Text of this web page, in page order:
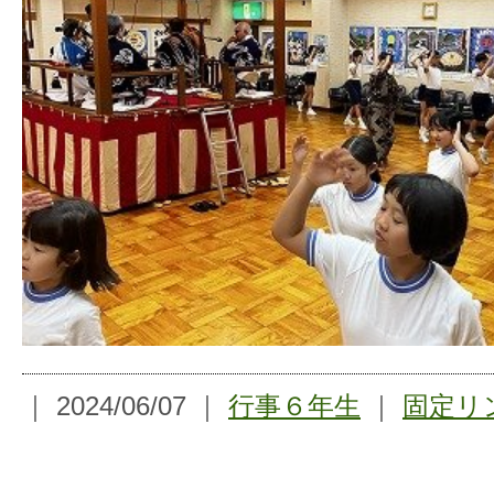
｜ 2024/06/07 ｜ 行事 ６年生 固定リ